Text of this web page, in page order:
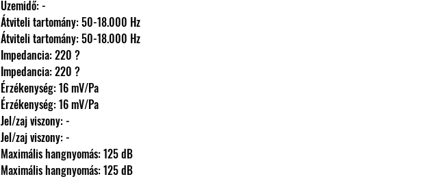
                Üzemidő: -
                Átviteli tartomány: 50-18.000 Hz
                Átviteli tartomány: 50-18.000 Hz
                Impedancia: 220 ?
                Impedancia: 220 ?
                Érzékenység: 16 mV/Pa
                Érzékenység: 16 mV/Pa
                Jel/zaj viszony: -
                Jel/zaj viszony: -
                Maximális hangnyomás: 125 dB
                Maximális hangnyomás: 125 dB